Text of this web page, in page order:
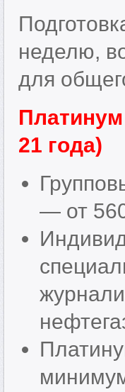
неделю,
для
21 года)
— от